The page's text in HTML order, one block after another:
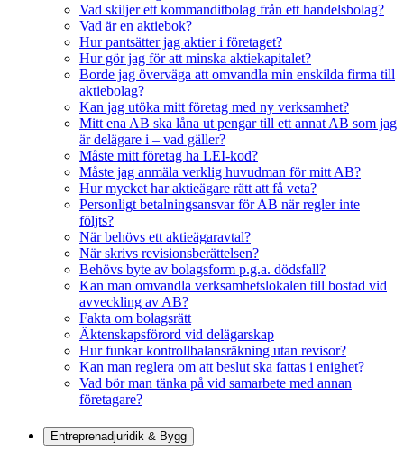
Vad skiljer ett kommanditbolag från ett handelsbolag?
Vad är en aktiebok?
Hur pantsätter jag aktier i företaget?
Hur gör jag för att minska aktiekapitalet?
Borde jag överväga att omvandla min enskilda firma till
aktiebolag?
Kan jag utöka mitt företag med ny verksamhet?
Mitt ena AB ska låna ut pengar till ett annat AB som jag
är delägare i – vad gäller?
Måste mitt företag ha LEI-kod?
Måste jag anmäla verklig huvudman för mitt AB?
Hur mycket har aktieägare rätt att få veta?
Personligt betalningsansvar för AB när regler inte
följts?
När behövs ett aktieägaravtal?
När skrivs revisionsberättelsen?
Behövs byte av bolagsform p.g.a. dödsfall?
Kan man omvandla verksamhetslokalen till bostad vid
avveckling av AB?
Fakta om bolagsrätt
Äktenskapsförord vid delägarskap
Hur funkar kontrollbalansräkning utan revisor?
Kan man reglera om att beslut ska fattas i enighet?
Vad bör man tänka på vid samarbete med annan
företagare?
Entreprenadjuridik & Bygg